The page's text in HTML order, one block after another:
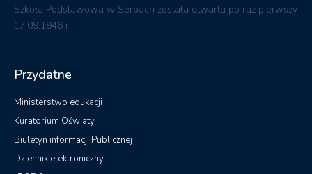
Kontakt
Telefon: +48 (76) 833 13 13